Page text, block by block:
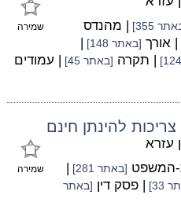
שמירה 355] | מהנדס
| אורך [באתר 148]
|
| תקרה [באתר 45] | עמודים
להינתן חינם
שמירה
עזרא
המשפט [באתר 281]
|
33] | פסק דין [באתר